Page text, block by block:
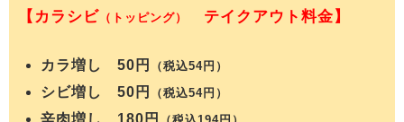
【カラシビ （トッピング） テイクアウト料金】
カラ増し 50円 （税込54円）
シビ増し 50円 （税込54円）